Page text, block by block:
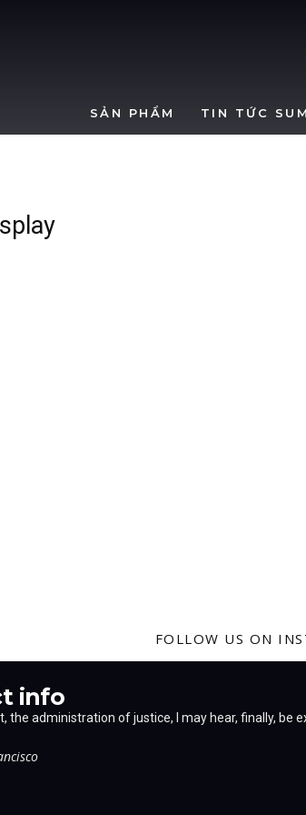
SẢN PHẨM TIN TỨC
FOLLOW US ON
info
the administration of justice, I may hear, finally, be